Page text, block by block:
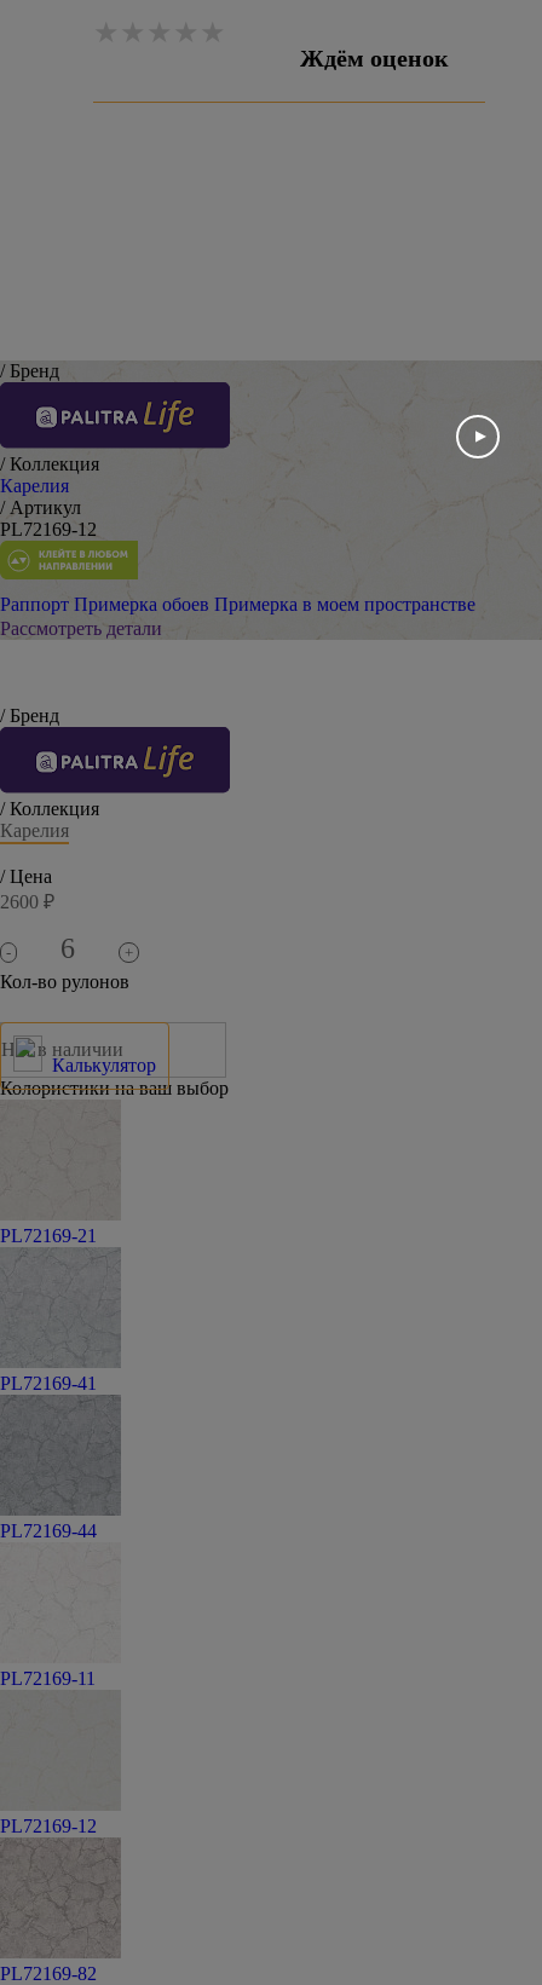
Ждём оценок
/ Бренд
/ Коллекция
Карелия
/ Артикул
PL72169-12
Раппорт Примерка обоев Примерка в моем пространстве
Рассмотреть детали
/ Бренд
/ Коллекция
Карелия
/ Цена
2600 ₽
- +
Кол-во рулонов
Калькулятор
Нет в наличии
Колористики на ваш выбор
PL72169-21
PL72169-41
PL72169-44
PL72169-11
PL72169-12
PL72169-82